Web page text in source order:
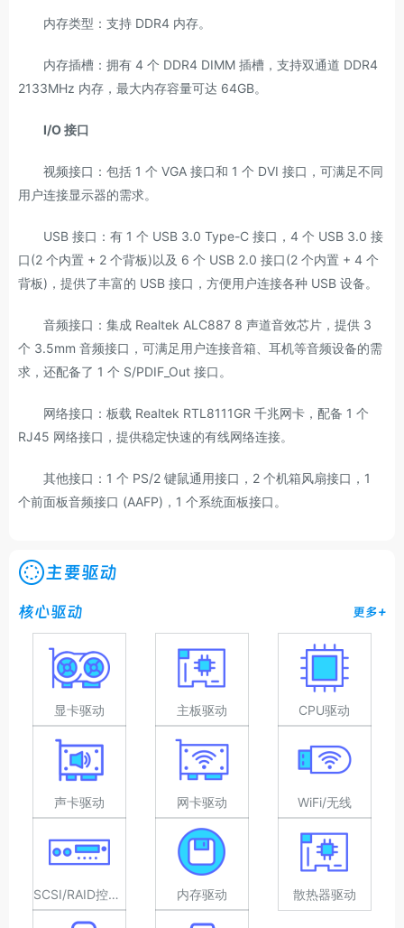
内存类型：支持 DDR4 内存。
内存插槽：拥有 4 个 DDR4 DIMM 插槽，支持双通道 DDR4
2133MHz 内存，最大内存容量可达 64GB。
I/O 接口
视频接口：包括 1 个 VGA 接口和 1 个 DVI 接口，可满足不同
用户连接显示器的需求。
USB 接口：有 1 个 USB 3.0 Type-C 接口，4 个 USB 3.0 接
口(2 个内置 + 2 个背板)以及 6 个 USB 2.0 接口(2 个内置 + 4 个
背板)，提供了丰富的 USB 接口，方便用户连接各种 USB 设备。
音频接口：集成 Realtek ALC887 8 声道音效芯片，提供 3
个 3.5mm 音频接口，可满足用户连接音箱、耳机等音频设备的需
求，还配备了 1 个 S/PDIF_Out 接口。
网络接口：板载 Realtek RTL8111GR 千兆网卡，配备 1 个
RJ45 网络接口，提供稳定快速的有线网络连接。
其他接口：1 个 PS/2 键鼠通用接口，2 个机箱风扇接口，1
个前面板音频接口 (AAFP)，1 个系统面板接口。
主要驱动
核心驱动 更多+
显卡驱动 主板驱动 CPU驱动
声卡驱动 网卡驱动 WiFi/无线
SCSI/RAID控制器驱动 内存驱动 散热器驱动